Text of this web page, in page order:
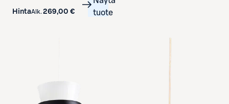
HintaAlk. 269,00 €
tuote